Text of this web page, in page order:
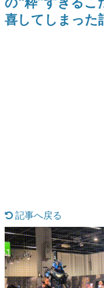
この物語を
なんで
ゲーム開発
具体的な形
です。
喜してしまった
記事へ戻る